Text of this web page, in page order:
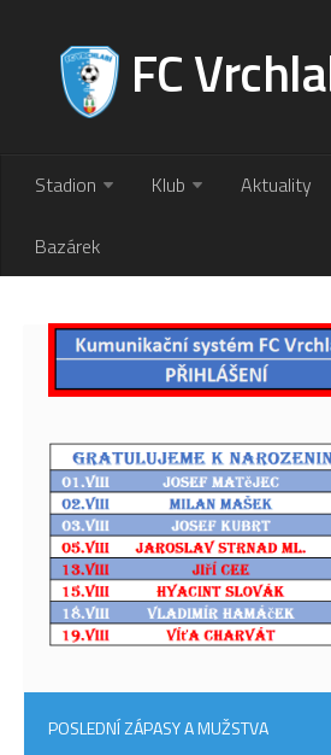
FC
Stadion Klub Aktuality
Bazárek
POSLEDNÍ ZÁPASY A MUŽSTVA